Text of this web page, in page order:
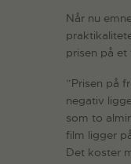
Når nu
prisen på
”Prisen på
negativ
som to
film ligger
Det koster